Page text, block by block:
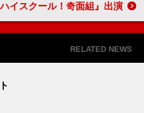
Man佐久間大介、“切出翔”（きれいで しょう）役でTVアニメ『ハイスクール！奇面組』出演
RELATED NEWS